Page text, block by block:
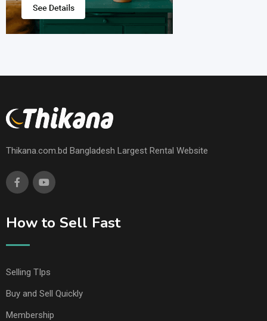
Thikana.com.bd Bangladesh Largest Rental Website
How to Sell Fast
Selling TIps
Buy and Sell Quickly
Membership